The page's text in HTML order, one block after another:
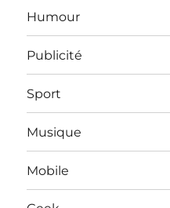
Humour
Publicité
Sport
Musique
Mobile